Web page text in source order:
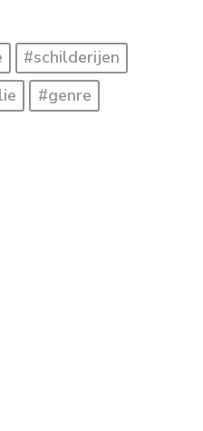
#schilderijen
#genre